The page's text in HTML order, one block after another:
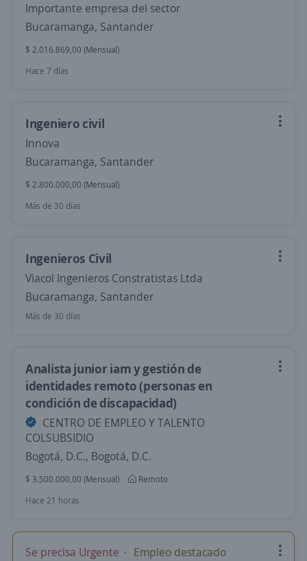
Importante empresa del sector
Bucaramanga, Santander
$ 2.016.869,00 (Mensual)
Hace 7 días
Ingeniero civil
Innova
Bucaramanga, Santander
$ 2.800.000,00 (Mensual)
Más de 30 días
Ingenieros Civil
Viacol Ingenieros Constratistas Ltda
Bucaramanga, Santander
Más de 30 días
Analista junior iam y gestión de
identidades remoto (personas en
condición de discapacidad)
CENTRO DE EMPLEO Y TALENTO
COLSUBSIDIO
Bogotá, D.C., Bogotá, D.C.
$ 3.500.000,00 (Mensual)
Remoto
Hace 21 horas
Se precisa Urgente Empleo destacado